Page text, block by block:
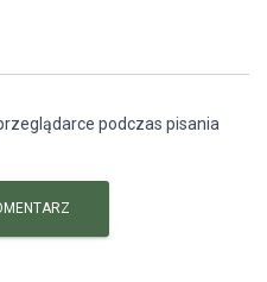
podczas pisania